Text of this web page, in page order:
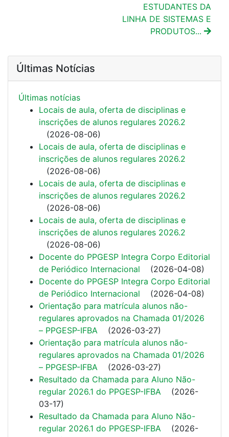
ESTUDANTES DA
LINHA DE SISTEMAS E
PRODUTOS...
Últimas Notícias
Últimas notí­cias
Locais de aula, oferta de disciplinas e
inscrições de alunos regulares 2026.2
(2026-08-06)
Locais de aula, oferta de disciplinas e
inscrições de alunos regulares 2026.2
(2026-08-06)
Locais de aula, oferta de disciplinas e
inscrições de alunos regulares 2026.2
(2026-08-06)
Locais de aula, oferta de disciplinas e
inscrições de alunos regulares 2026.2
(2026-08-06)
Docente do PPGESP Integra Corpo Editorial
de Periódico Internacional
(2026-04-08)
Docente do PPGESP Integra Corpo Editorial
de Periódico Internacional
(2026-04-08)
Orientação para matrícula alunos não-
regulares aprovados na Chamada 01/2026
– PPGESP-IFBA (2026-03-27)
Orientação para matrícula alunos não-
regulares aprovados na Chamada 01/2026
– PPGESP-IFBA (2026-03-27)
Resultado da Chamada para Aluno Não-
regular 2026.1 do PPGESP-IFBA (2026-
03-17)
Resultado da Chamada para Aluno Não-
regular 2026.1 do PPGESP-IFBA (2026-